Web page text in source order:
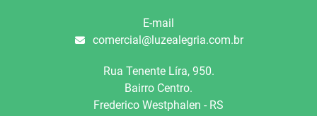
E-mail
comercial@luzealegria.com.br
Rua Tenente Líra, 950.
Bairro Centro.
Frederico Westphalen - RS